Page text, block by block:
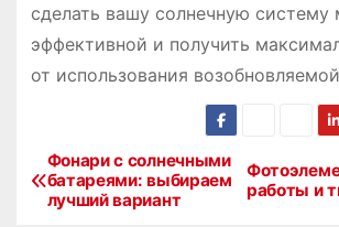
сделать вашу солнечную систему
эффективной и получить
от использования
Н
работы и
Фонари с солнечными
батареями: выбираем
лучший вариант